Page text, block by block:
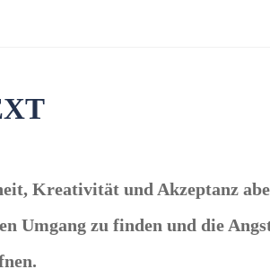
Kreativität und Akzeptanz
Umgang zu finden und die